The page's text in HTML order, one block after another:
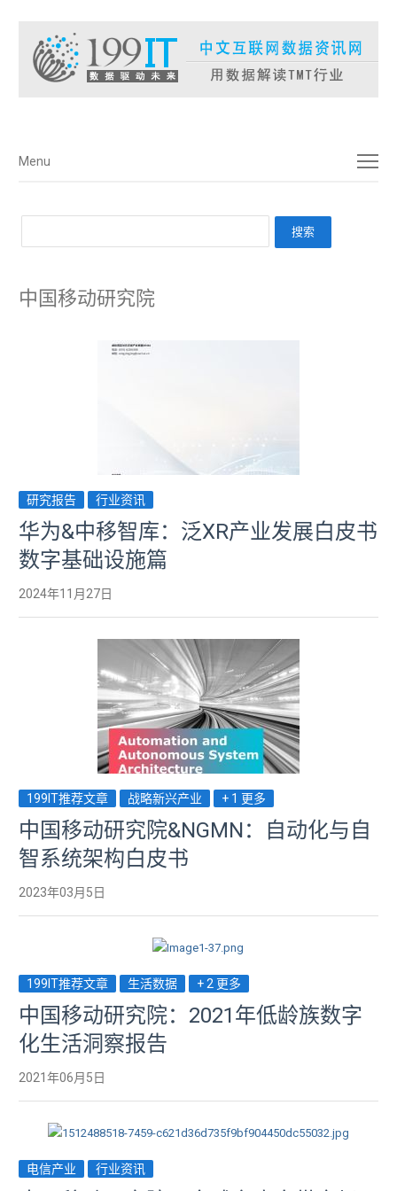
菜单
Menu
中国移动研究院
研究报告 行业资讯
华为&中移智库：泛XR产业发展白皮书
数字基础设施篇
2024年11月27日
199IT推荐文章 战略新兴产业 + 1 更多
中国移动研究院&NGMN：自动化与自
智系统架构白皮书
2023年03月5日
199IT推荐文章 生活数据 + 2 更多
中国移动研究院：2021年低龄族数字
化生活洞察报告
2021年06月5日
电信产业 行业资讯